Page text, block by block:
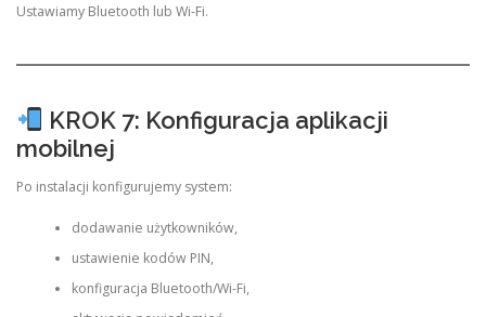
Ustawiamy Bluetooth lub Wi-Fi.
KROK 7: Konfiguracja aplikacji
mobilnej
Po instalacji konfigurujemy system:
dodawanie użytkowników,
ustawienie kodów PIN,
konfiguracja Bluetooth/Wi-Fi,